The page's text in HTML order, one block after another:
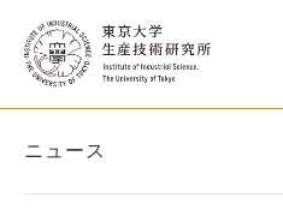
ニュース